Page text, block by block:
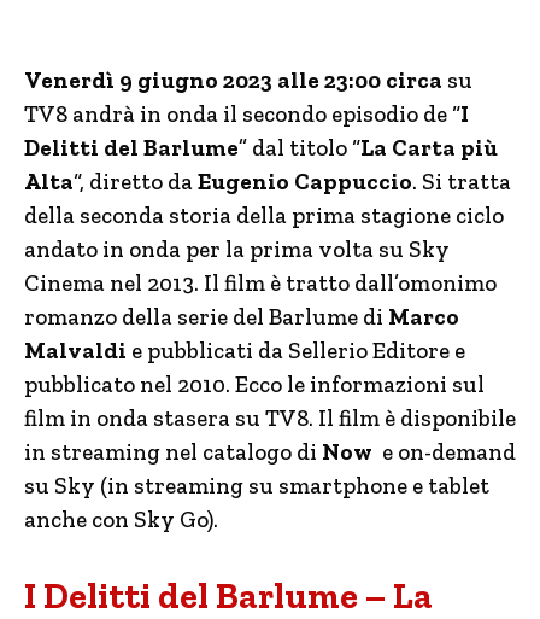
Venerdì 9 giugno 2023 alle 23:00 circa su
TV8 andrà in onda il secondo episodio de “I
Delitti del Barlume” dal titolo “La Carta più
Alta“, diretto daEugenio Cappuccio. Si tratta
della seconda storia della prima stagione ciclo
andato in onda per la prima volta su Sky
Cinema nel 2013. Il film è tratto dall’omonimo
romanzo della serie del Barlume di Marco
Malvaldi e pubblicati da Sellerio Editore e
pubblicato nel 2010. Ecco le informazioni sul
film in onda stasera su TV8. Il film è disponibile
in streaming nel catalogo di Now e on-demand
su Sky (in streaming su smartphone e tablet
anche con Sky Go).
I Delitti del Barlume – La